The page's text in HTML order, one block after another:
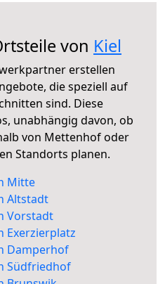
von Kiel
erstellen
die speziell auf
sind. Diese
unabhängig davon, ob
von Mettenhof oder
Standorts planen.
Mitte
Altstadt
Vorstadt
Exerzierplatz
Damperhof
Südfriedhof